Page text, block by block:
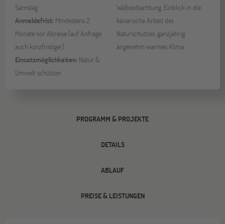
Samstag
Anmeldefrist: Mindestens 2
Monate vor Abreise (auf Anfrage
auch kurzfristiger)
Einsatzmöglichkeiten: Natur &
Umwelt schützen
Walbeobachtung, Einblick in die
kanarische Arbeit des
Naturschutzes, ganzjährig
angenehm warmes Klima
PROGRAMM & PROJEKTE
DETAILS
ABLAUF
PREISE & LEISTUNGEN